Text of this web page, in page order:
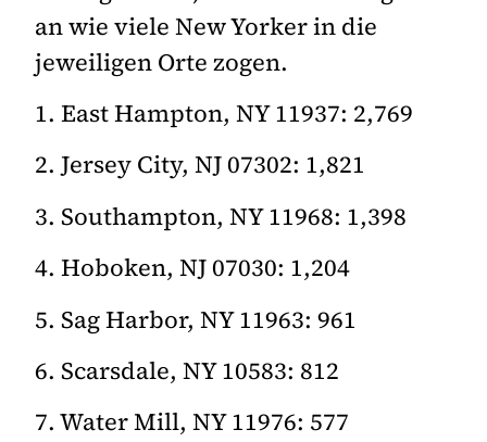
an wie viele New Yorker in die
jeweiligen Orte zogen.
1. East Hampton, NY 11937: 2,769
2. Jersey City, NJ 07302: 1,821
3. Southampton, NY 11968: 1,398
4. Hoboken, NJ 07030: 1,204
5. Sag Harbor, NY 11963: 961
6. Scarsdale, NY 10583: 812
7. Water Mill, NY 11976: 577